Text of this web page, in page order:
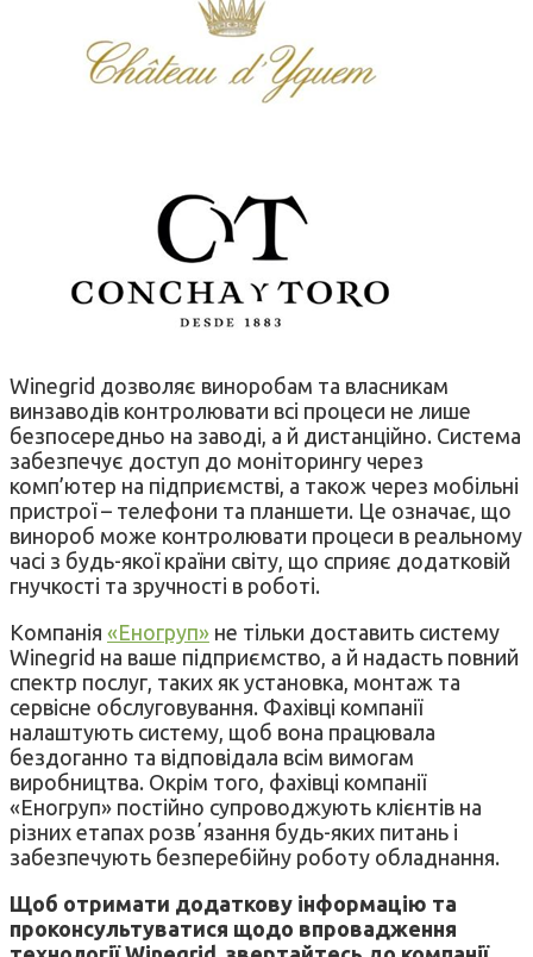
Winegrid дозволяє виноробам та власникам
винзаводів контролювати всі процеси не лише
безпосередньо на заводі, а й дистанційно. Система
забезпечує доступ до моніторингу через
комп’ютер на підприємстві, а також через мобільні
пристрої – телефони та планшети. Це означає, що
винороб може контролювати процеси в реальному
часі з будь-якої країни світу, що сприяє додатковій
гнучкості та зручності в роботі.
Компанія «Еногруп» не тільки доставить систему
Winegrid на ваше підприємство, а й надасть повний
спектр послуг, таких як установка, монтаж та
сервісне обслуговування. Фахівці компанії
налаштують систему, щоб вона працювала
бездоганно та відповідала всім вимогам
виробництва. Окрім того, фахівці компанії
«Еногруп» постійно супроводжують клієнтів на
різних етапах розвʼязання будь-яких питань і
забезпечують безперебійну роботу обладнання.
Щоб отримати додаткову інформацію та
проконсультуватися щодо впровадження